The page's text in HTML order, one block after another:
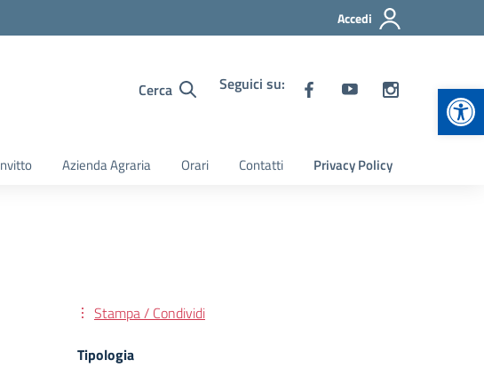
Accedi
Cerca Seguici su:
Azienda Agraria Orari Contatti Privacy Policy
Stampa / Condividi
Tipologia